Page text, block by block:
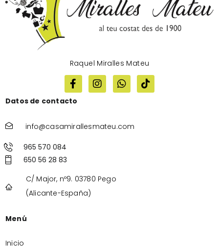
Raquel Miralles Mateu
Datos de contacto
info@casamirallesmateu.com
965 570 084
650 56 28 83
C/ Major, nº9. 03780 Pego
(Alicante-España)
Menú
Inicio